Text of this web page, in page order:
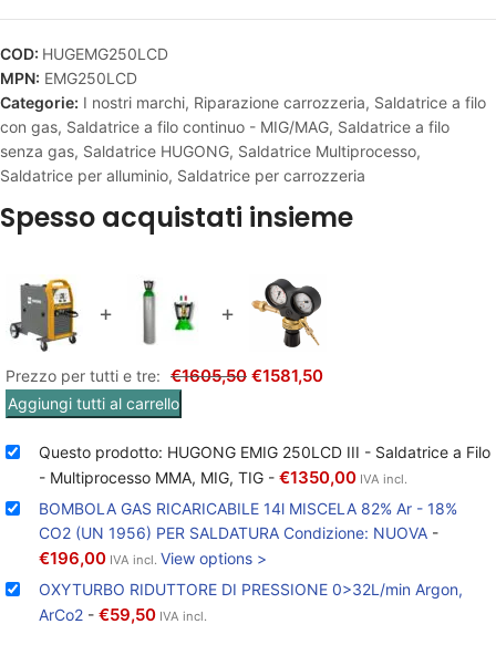
COD: HUGEMG250LCD
MPN: EMG250LCD
Categorie: I nostri marchi, Riparazione carrozzeria, Saldatrice a filo
con gas, Saldatrice a filo continuo - MIG/MAG, Saldatrice a filo
senza gas, Saldatrice HUGONG, Saldatrice Multiprocesso,
Saldatrice per alluminio, Saldatrice per carrozzeria
Spesso acquistati insieme
+ +
Prezzo per tutti e tre: €1605,50 €1581,50
Aggiungi tutti al carrello
Questo prodotto: HUGONG EMIG 250LCD III - Saldatrice a Filo
- Multiprocesso MMA, MIG, TIG - €1350,00 IVA incl.
BOMBOLA GAS RICARICABILE 14l MISCELA 82% Ar - 18%
CO2 (UN 1956) PER SALDATURA Condizione: NUOVA -
€196,00 IVA incl. View options >
OXYTURBO RIDUTTORE DI PRESSIONE 0>32L/min Argon,
ArCo2 - €59,50 IVA incl.